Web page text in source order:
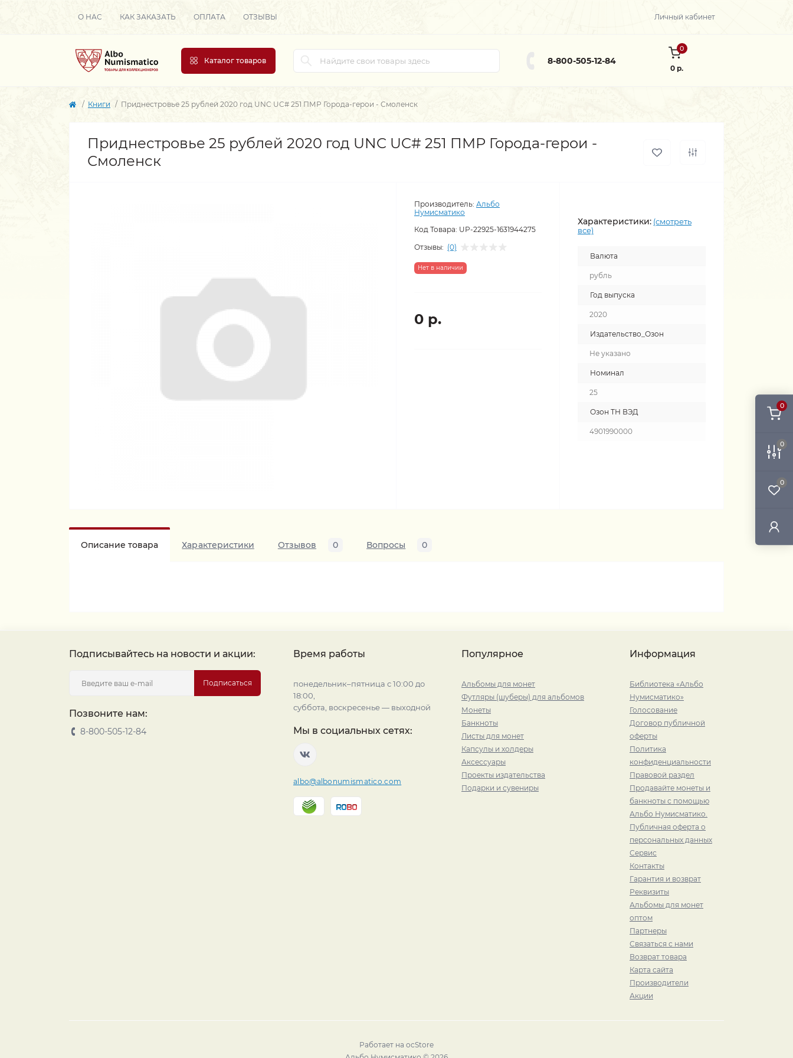
0
0
0
О НАС КАК ЗАКАЗАТЬ ОПЛАТА ОТЗЫВЫ Личный кабинет
Каталог товаров 8-800-505-12-84
0
0 р.
Книги Приднестровье 25 рублей 2020 год UNC UC# 251 ПМР Города-герои - Смоленск
Приднестровье 25 рублей 2020 год UNC UC# 251 ПМР Города-герои -
Смоленск
Производитель: Альбо
Нумисматико
Код Товара: UP-22925-1631944275
Отзывы: (0)
Нет в наличии
0 р.
Характеристики: (смотреть
все)
Валюта
рубль
Год выпуска
2020
Издательство_Озон
Не указано
Номинал
25
Озон ТН ВЭД
4901990000
Описание товара Характеристики Отзывов 0 Вопросы 0
Подписывайтесь на новости и акции:
Подписаться
Позвоните нам:
8-800-505-12-84
Время работы
понедельник–пятница с 10:00 до
18:00,
суббота, воскресенье — выходной
Мы в социальных сетях:
albo@albonumismatico.com
Популярное
Альбомы для монет
Футляры (шуберы) для альбомов
Монеты
Банкноты
Листы для монет
Капсулы и холдеры
Аксессуары
Проекты издательства
Подарки и сувениры
Информация
Библиотека «Альбо
Нумисматико»
Голосование
Договор публичной
оферты
Политика
конфиденциальности
Правовой раздел
Продавайте монеты и
банкноты с помощью
Альбо Нумисматико.
Публичная оферта о
персональных данных
Сервис
Контакты
Гарантия и возврат
Реквизиты
Альбомы для монет
оптом
Партнеры
Связаться с нами
Возврат товара
Карта сайта
Производители
Акции
Работает на ocStore